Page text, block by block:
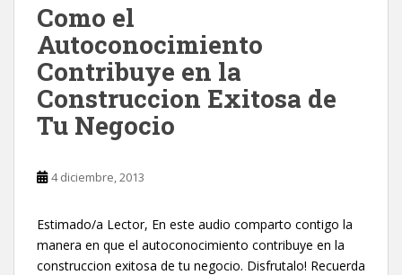
Como el
Autoconocimiento
Contribuye en la
Construccion Exitosa de
Tu Negocio
4 diciembre, 2013
Estimado/a Lector, En este audio comparto contigo la
manera en que el autoconocimiento contribuye en la
construccion exitosa de tu negocio. Disfrutalo! Recuerda